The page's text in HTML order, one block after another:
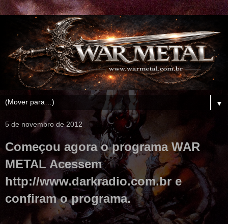
▼
5 de novembro de 2012
Começou agora o programa WAR
METAL Acessem
http://www.darkradio.com.br e
confiram o programa.